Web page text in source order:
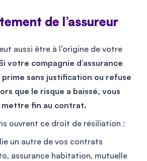
de l’assureur
aussi être à l’origine de votre
votre compagnie d’assurance
sans justification ou refuse
que le risque a baissé, vous
fin au contrat.
ouvrent ce droit de résiliation :
un autre de vos contrats
assurance habitation, mutuelle